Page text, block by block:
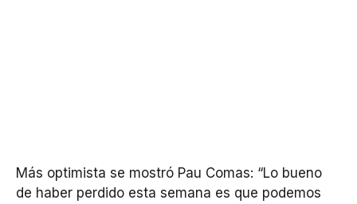
Más optimista se mostró Pau Comas: “Lo bueno
de haber perdido esta semana es que podemos